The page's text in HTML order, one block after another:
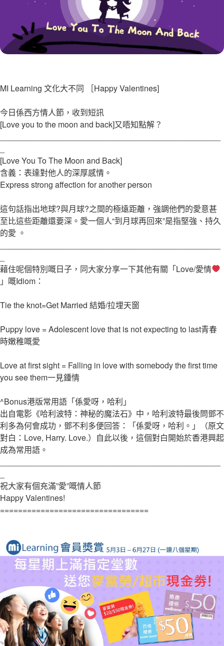
MI Learning 文化大不同 ［Happy Valentines]
今日係西方情人節，收到短訊
[Love you to the moon and back]又唔知點解？
[Love You To The Moon and Back]
含義：表達對他人的深厚感情。
Express strong affection for another person
這句話指出地球?與月球?之間的極遠距離，強調他們的愛意甚
至比這些距離還要深。愛一個人“到月球再回來”是指堅強、持久
的愛 。
藉住呢個特別嘅日子，同大家分享一下其他有關「Love/愛情
」嘅Idiom：
Tie the knot=Get Married 結婚/拉埋天窗
Puppy love = Adolescent love that is not expecting to last青春
時嫩稚嘅愛
Love at first sight = Falling in love with somebody the first time
you see them一見鍾情
^Bonus港版常用語「係愛呀，哈利」
出自電影《哈利波特：神秘的魔法石》中，哈利波特最後問鄧不
利多為何會成功，鄧不利多便回答：「係愛呀，哈利。」（原文
對白：Love, Harry. Love.）自此以後，這個對白開始於香港興起
成為常用語。
祝大家有個充滿”愛”嘅情人節
Happy Valentines!
=================================